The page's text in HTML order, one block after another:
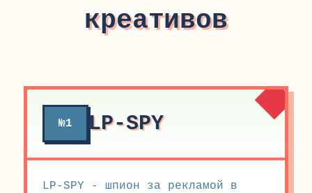
креативов
№1 LP-SPY
LP-SPY - шпион за рекламой в